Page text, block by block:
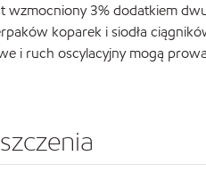
3% dodatkiem
koparek i siodła
i ruch oscylacyjny mogą